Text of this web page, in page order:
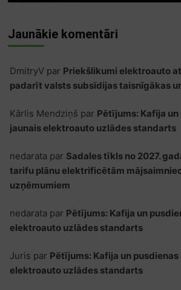
Jaunākie komentāri
DmitryVpar Priekšlikumi elektroauto
padarīt valsts subsīdijas taisnīgākas
Kārlis Mendziņš par Pētījums: Kafija
jaunais elektroauto uzlādes standarts
nedarata par Sadales tīkls no 2027.
tarifu plānu elektrificētām
uzņēmumiem
nedarata par Pētījums: Kafija un
elektroauto uzlādes standarts
Juris par Pētījums: Kafija un pusdienas
elektroauto uzlādes standarts